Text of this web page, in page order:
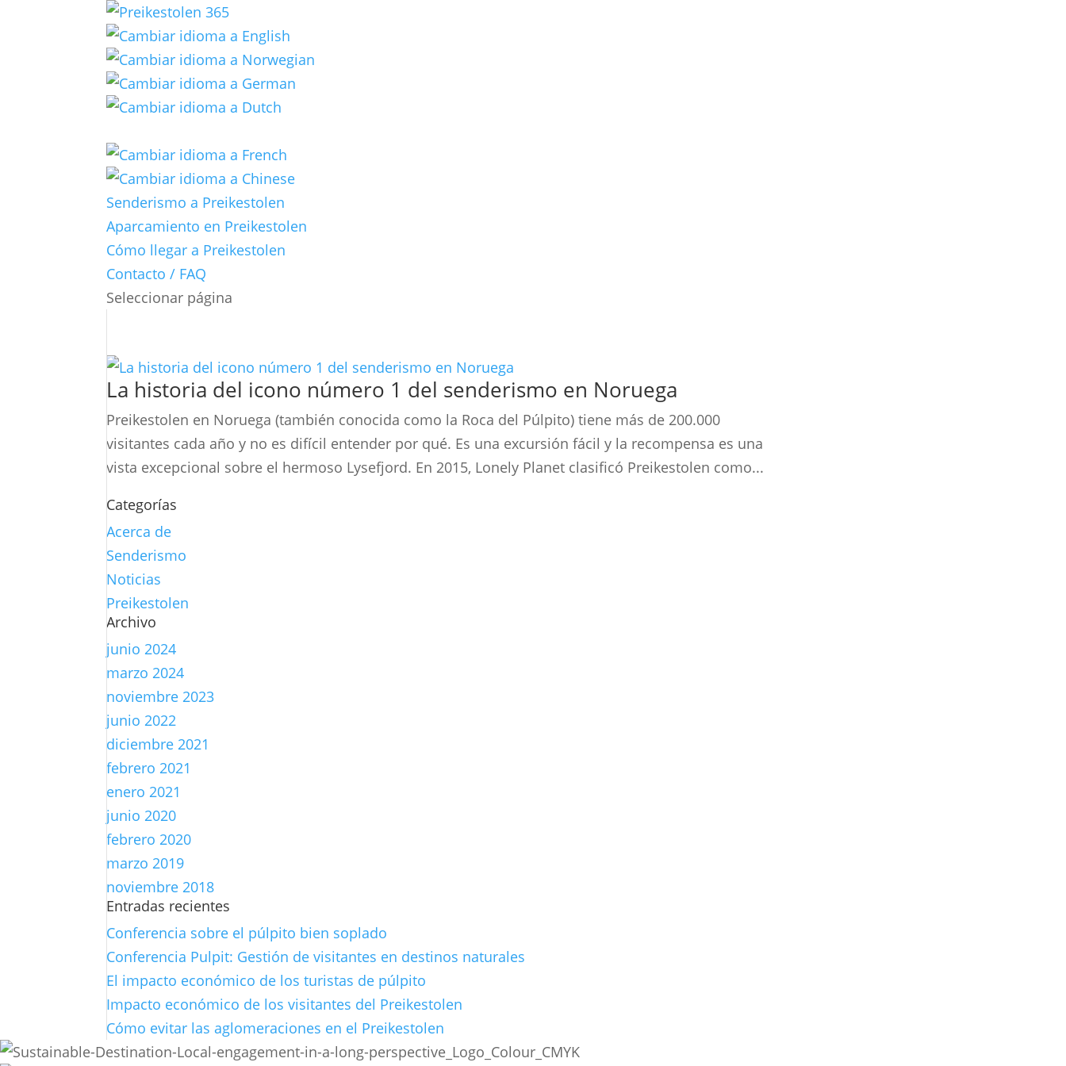
Senderismo a Preikestolen
Aparcamiento en Preikestolen
Cómo llegar a Preikestolen
Contacto / FAQ
Seleccionar página
La historia del icono número 1 del senderismo en Noruega
Preikestolen en Noruega (también conocida como la Roca del Púlpito) tiene más de 200.000
visitantes cada año y no es difícil entender por qué. Es una excursión fácil y la recompensa es una
vista excepcional sobre el hermoso Lysefjord. En 2015, Lonely Planet clasificó Preikestolen como...
Categorías
Acerca de
Senderismo
Noticias
Preikestolen
Archivo
junio 2024
marzo 2024
noviembre 2023
junio 2022
diciembre 2021
febrero 2021
enero 2021
junio 2020
febrero 2020
marzo 2019
noviembre 2018
Entradas recientes
Conferencia sobre el púlpito bien soplado
Conferencia Pulpit: Gestión de visitantes en destinos naturales
El impacto económico de los turistas de púlpito
Impacto económico de los visitantes del Preikestolen
Cómo evitar las aglomeraciones en el Preikestolen